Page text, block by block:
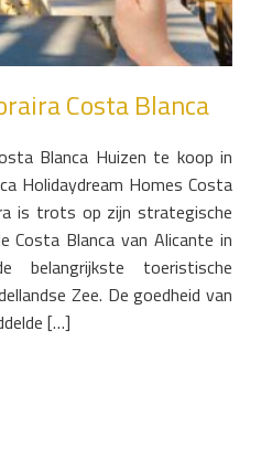
Costa Blanca
Blanca Huizen te koop in
Holidaydream Homes Costa
is trots op zijn strategische
Costa Blanca van Alicante in
toeristische
Zee. De goedheid van
[…]